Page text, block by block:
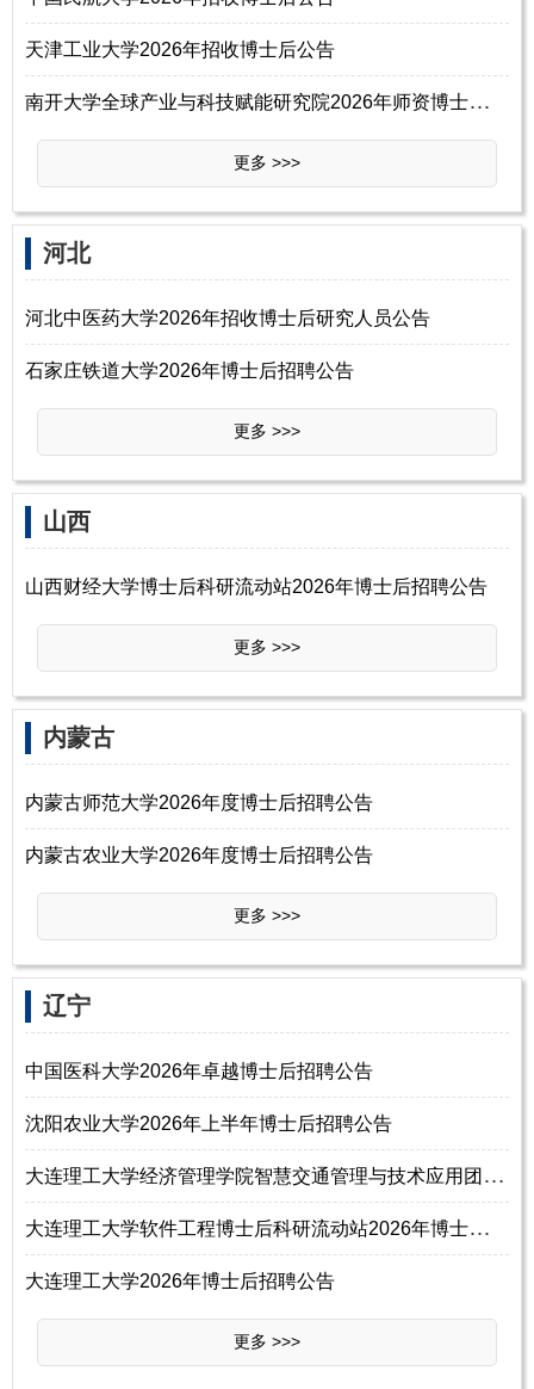
天津工业大学2026年招收博士后公告
南
开大学全球产业与科技赋能研究院2026年师资博士后招聘启事
更多 >>>
河北
河北中医药大学2026年招收博士后研究人员公告
石家庄铁道大学2026年博士后招聘公告
更多 >>>
山西
山西财经大学博士后科研流动站2026年博士后招聘公告
更多 >>>
‌‌内蒙古
内蒙古师范大学2026年度博士后招聘公告
内蒙古农业大学2026年度博士后招聘公告
更多 >>>
‌‌辽宁
中国医科大学2026年卓越博士后招聘公告
沈阳农业大学2026年上半年博士后招聘公告
大
连理工大学经济管理学院智慧交通管理与技术应用团队2026年博士后招聘
大
连理工大学软件工程博士后科研流动站2026年博士后招聘公告
大连理工大学2026年博士后招聘公告
更多 >>>